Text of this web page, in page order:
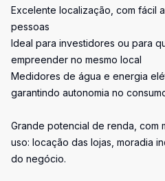
Excelente localização, com fácil
pessoas
Ideal para investidores ou para
empreender no mesmo local
Medidores de água e energia
garantindo autonomia no
Grande potencial de renda, com
uso: locação das lojas, moradia
do negócio.